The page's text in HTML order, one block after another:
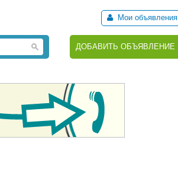
Мои объявления
ДОБАВИТЬ ОБЪЯВЛЕНИЕ